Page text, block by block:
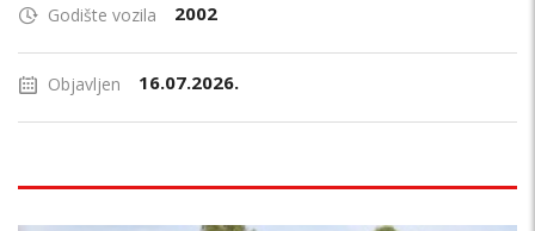
Godište vozila 2002
Objavljen 16.07.2026.